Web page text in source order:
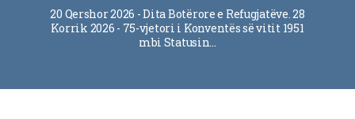
20 Qershor 2026 - Dita Botërore e Refugjatëve. 28
Korrik 2026 - 75-vjetori i Konventës së vitit 1951
mbi Statusin…